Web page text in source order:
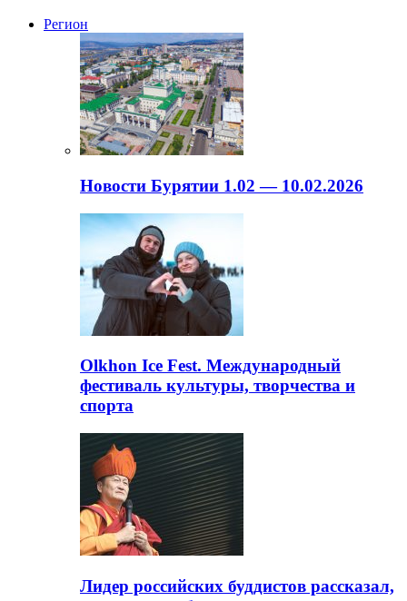
Регион
Новости Бурятии 1.02 — 10.02.2026
Olkhon Ice Fest. Международный
фестиваль культуры, творчества и
спорта
Лидер российских буддистов рассказал,